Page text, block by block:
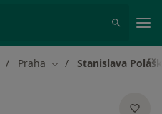
Praha Změna města
Stanislava